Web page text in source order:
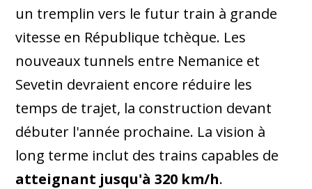
un tremplin vers le futur train à grande
vitesse en République tchèque. Les
nouveaux tunnels entre Nemanice et
Sevetin devraient encore réduire les
temps de trajet, la construction devant
débuter l'année prochaine. La vision à
long terme inclut des trains capables de
atteignant jusqu'à 320 km/h.